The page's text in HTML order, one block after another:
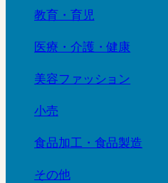
教育・育児
医療・介護・健康
美容ファッション
小売
食品加工・食品製造
その他